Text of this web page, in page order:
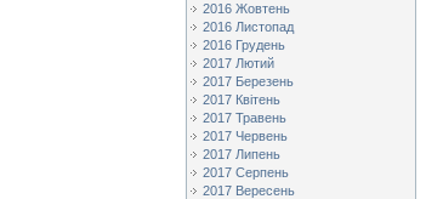
2016 Жовтень
2016 Листопад
2016 Грудень
2017 Лютий
2017 Березень
2017 Квітень
2017 Травень
2017 Червень
2017 Липень
2017 Серпень
2017 Вересень